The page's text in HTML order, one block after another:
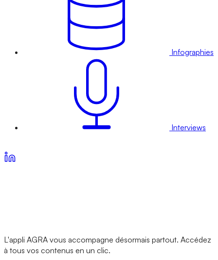
Infographies
Interviews
L'appli AGRA vous accompagne désormais partout. Accédez
à tous vos contenus en un clic.